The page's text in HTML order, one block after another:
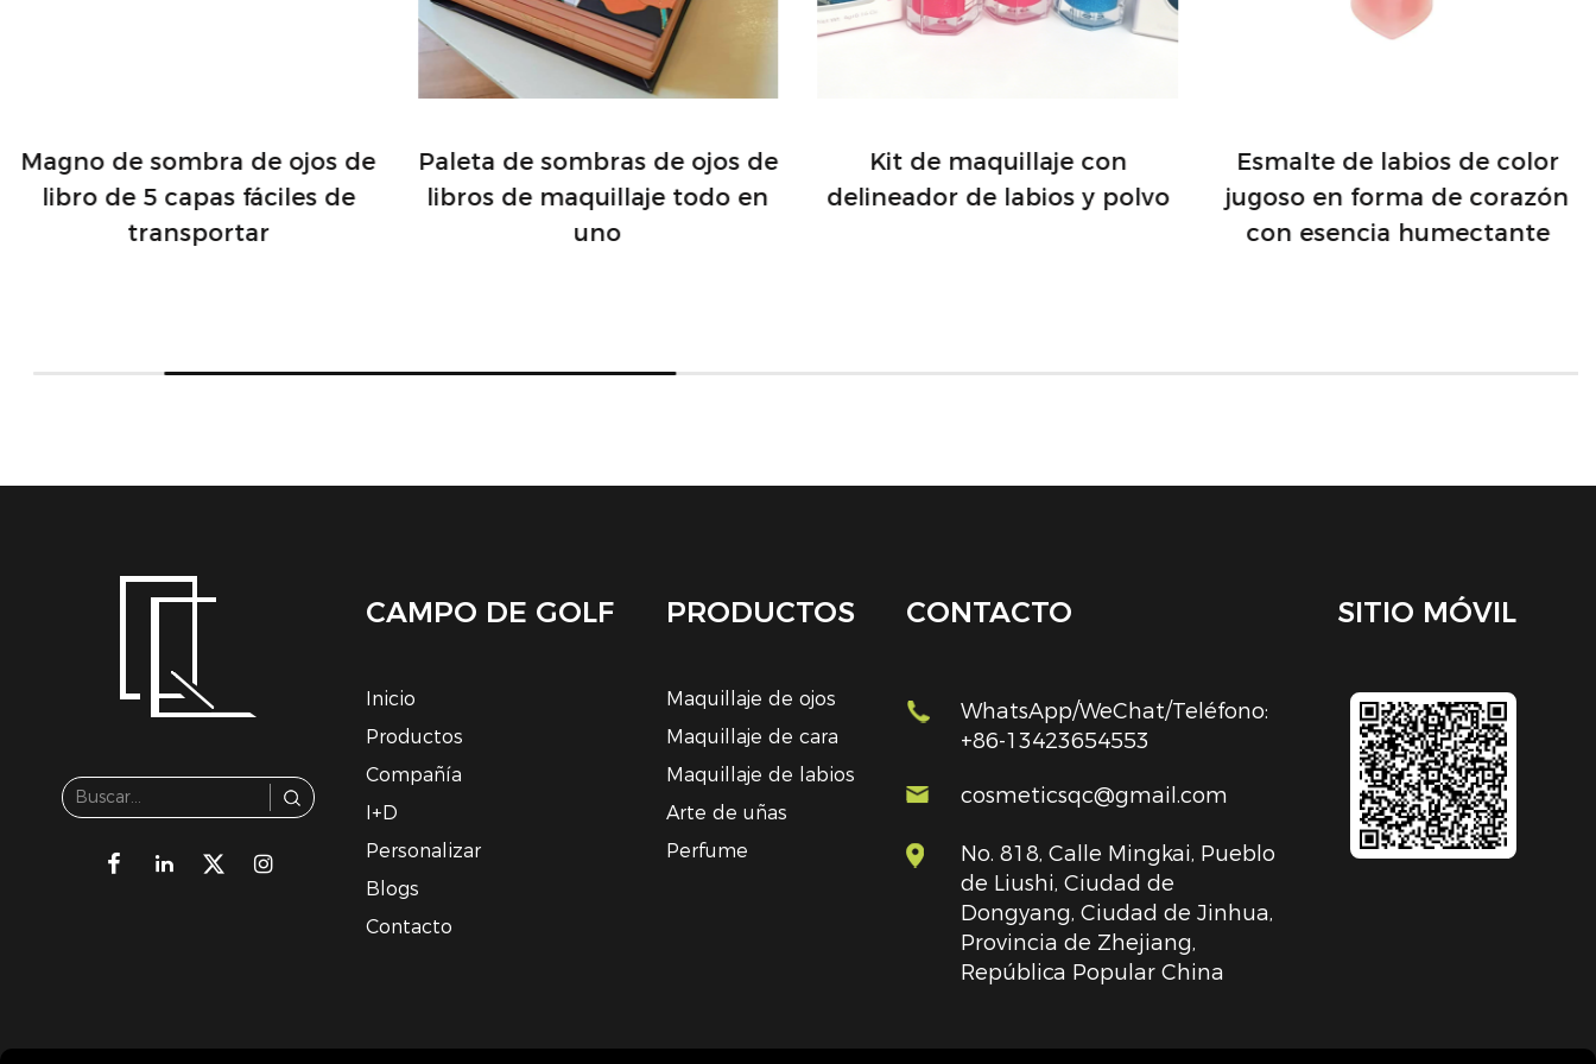
Magno de sombra de ojos de
libro de 5 capas fáciles de
transportar
Paleta de sombras de ojos de
libros de maquillaje todo en
uno
Kit de maquillaje con
delineador de labios y polvo
Esmalte de labios de color
jugoso en forma de corazón
con esencia humectante
CAMPO DE GOLF
Inicio
Productos
Compañía
I+D
Personalizar
Blogs
Contacto
PRODUCTOS
Maquillaje de ojos
Maquillaje de cara
Maquillaje de labios
Arte de uñas
Perfume
CONTACTO
WhatsApp/WeChat/Teléfono:
+86-13423654553
cosmeticsqc@gmail.com
No. 818, Calle Mingkai, Pueblo
de Liushi, Ciudad de
Dongyang, Ciudad de Jinhua,
Provincia de Zhejiang,
República Popular China
SITIO MÓVIL